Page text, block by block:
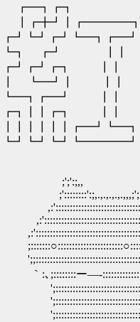
┗┓ ┏┛ ┃┃
┏┛┏┛┏┓ ┃┃
┃ ┗━┛┃ ┃┃
┗━┓┏━┛ ┃┃
┏┓┃┃┏┓
;';':;,,
｀:､;::::::::ー